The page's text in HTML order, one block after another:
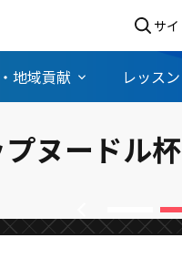
サ
地域貢献 レッスン
ヌードル杯
決めたウイ
chevron_left